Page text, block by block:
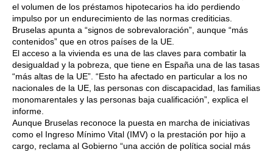
el volumen de los préstamos hipotecarios ha ido perdiendo
impulso por un endurecimiento de las normas crediticias.
Bruselas apunta a “signos de sobrevaloración”, aunque “más
contenidos” que en otros países de la UE.
El acceso a la vivienda es una de las claves para combatir la
desigualdad y la pobreza, que tiene en España una de las tasas
“más altas de la UE”. “Esto ha afectado en particular a los no
nacionales de la UE, las personas con discapacidad, las familias
monomarentales y las personas baja cualificación”, explica el
informe.
Aunque Bruselas reconoce la puesta en marcha de iniciativas
como el Ingreso Mínimo Vital (IMV) o la prestación por hijo a
cargo, reclama al Gobierno “una acción de política social más